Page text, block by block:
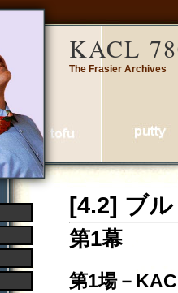
KACL
The Frasier Archives
[4.2] ブ
第1幕
第1場－